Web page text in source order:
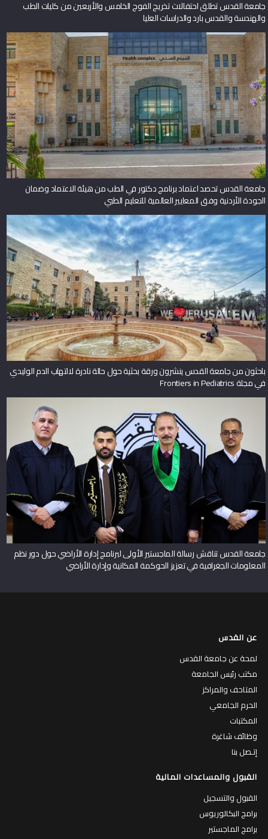
جامعة القدس تطلق احتفالات تخريج الفوج الخامس والأربعين من كليات الطب
والهندسة والقدس بارد والدراسات العليا
جامعة القدس تحصد اعتماد برنامج دكتور في الطب من هيئة الاعتماد وضمان
الجودة الأردنية وفق المعايير العالمية للتعليم الطبي
باحثون من جامعة القدس ينشرون ورقة بحثية حول حالة نادرة لالتهاب الدم الوليدي
في مجلة Frontiers in Pediatrics
جامعة القدس تناقش رسالة الماجستير الأولى لبرنامج إدارة الأراضي حول دور نظم
المعلومات الجغرافية في تعزيز الحوكمة المكانية وإدارة الأراضي
عن القدس
لمحة عن جامعة القدس
مكتب رئيس الجامعة
المتاحف والمراكز
الحرم الجامعي
المكتبات
وظائف شاغرة
إتـصل بنا
القبول والمساعدات المالية
القبول والتسجيل
برامج البكالوريوس
برامج الماجستير